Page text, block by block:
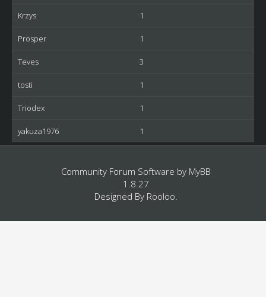
Krzys 1
Prosper 1
Teves 3
tosti 1
Triodex 1
yakuza1976 1
Community Forum Software by MyBB
1.8.27
Designed By Rooloo.